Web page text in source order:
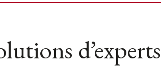
d’experts